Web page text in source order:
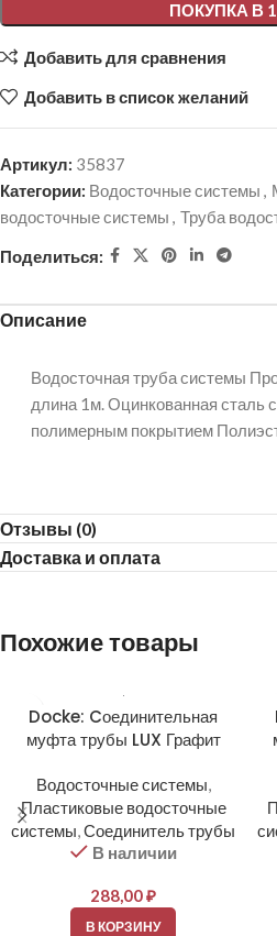
ПОКУПКА В
Добавить для сравнения
Добавить в список желаний
Артикул: 35837
Категории: Водосточные системы ,
водосточные системы , Труба
Поделиться:
Описание
Водосточная труба системы
длина 1м. Оцинкованная сталь
полимерным покрытием
Отзывы (0)
Доставка и оплата
Похожие товары
Docke: Cоединительная
муфта трубы LUX Графит
Водосточные системы,
Пластиковые водосточные
системы,Соединитель трубы
В наличии
288,00₽
В КОРЗИНУ